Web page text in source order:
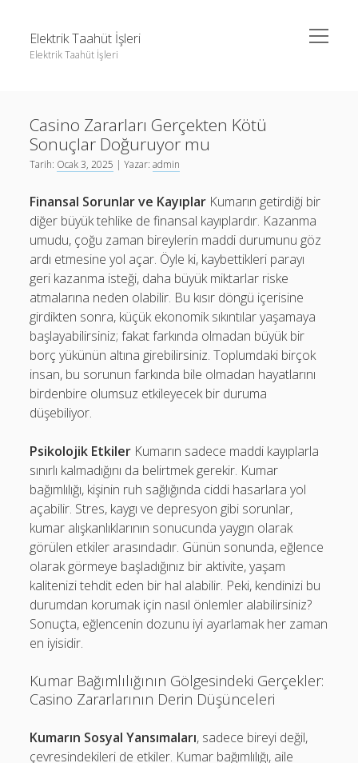
Elektrik Taahüt İşleri
Elektrik Taahüt İşleri
menüyü
aç
Liste
Sayfa Listesi
Ücretsiz Instagram Bayan Takipçi Hilesi
Instagram Gizli Story İzleme
Sayfa Listesi
Tiktok Takipçi Hilesi Şifresiz
Ücretsiz Instagram Bayan Takipçi Hilesi
Casino Zararları Gerçekten Kötü
Sonuçlar Doğuruyor mu
Tarih: Ocak 3, 2025 | Yazar:admin
Finansal Sorunlar ve Kayıplar Kumarın getirdiği bir
diğer büyük tehlike de finansal kayıplardır. Kazanma
umudu, çoğu zaman bireylerin maddi durumunu göz
ardı etmesine yol açar. Öyle ki, kaybettikleri parayı
geri kazanma isteği, daha büyük miktarlar riske
atmalarına neden olabilir. Bu kısır döngü içerisine
girdikten sonra, küçük ekonomik sıkıntılar yaşamaya
başlayabilirsiniz; fakat farkında olmadan büyük bir
borç yükünün altına girebilirsiniz. Toplumdaki birçok
insan, bu sorunun farkında bile olmadan hayatlarını
birdenbire olumsuz etkileyecek bir duruma
düşebiliyor.
Psikolojik Etkiler Kumarın sadece maddi kayıplarla
sınırlı kalmadığını da belirtmek gerekir. Kumar
bağımlılığı, kişinin ruh sağlığında ciddi hasarlara yol
açabilir. Stres, kaygı ve depresyon gibi sorunlar,
kumar alışkanlıklarının sonucunda yaygın olarak
görülen etkiler arasındadır. Günün sonunda, eğlence
olarak görmeye başladığınız bir aktivite, yaşam
kalitenizi tehdit eden bir hal alabilir. Peki, kendinizi bu
durumdan korumak için nasıl önlemler alabilirsiniz?
Sonuçta, eğlencenin dozunu iyi ayarlamak her zaman
en iyisidir.
Kumar Bağımlılığının Gölgesindeki Gerçekler:
Casino Zararlarının Derin Düşünceleri
Kumarın Sosyal Yansımaları, sadece bireyi değil,
çevresindekileri de etkiler. Kumar bağımlılığı, aile